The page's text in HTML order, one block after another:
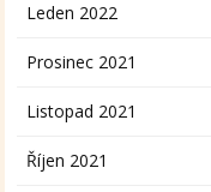
Leden 2022
Prosinec 2021
Listopad 2021
Říjen 2021